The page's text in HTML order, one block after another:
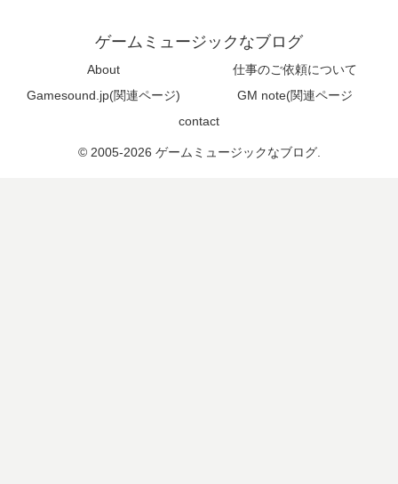
ゲームミュージックなブログ
About
仕事のご依頼について
Gamesound.jp(関連ページ)
GM note(関連ページ
contact
© 2005-2026 ゲームミュージックなブログ.